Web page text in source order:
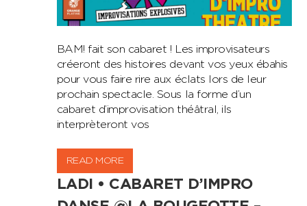
BAM! fait son cabaret ! Les improvisateurs
créeront des histoires devant vos yeux ébahis
pour vous faire rire aux éclats lors de leur
prochain spectacle. Sous la forme d’un
cabaret d’improvisation théâtral, ils
interprèteront vos
READ MORE
LADI • CABARET D’IMPRO